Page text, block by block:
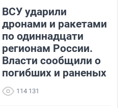
ВСУ ударили
дронами и ракетами
по одиннадцати
регионам России.
Власти сообщили о
погибших и раненых
114 131